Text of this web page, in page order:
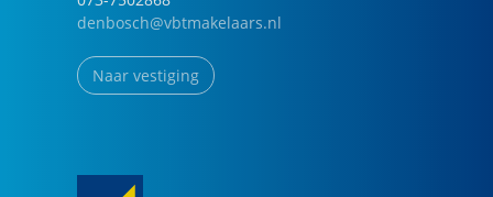
denbosch@vbtmakelaars.nl
Naar vestiging